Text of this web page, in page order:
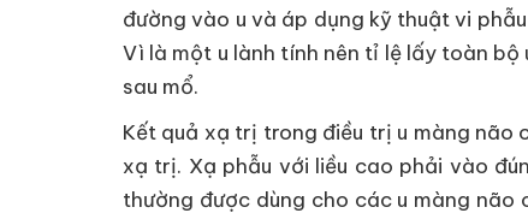
đường vào u và áp dụng kỹ thuật vi
Vì là một u lành tính nên tỉ lệ lấy toàn
sau mổ.
Kết quả xạ trị trong điều trị u màng não
xạ trị. Xạ phẫu với liều cao phải vào
thường được dùng cho các u màng